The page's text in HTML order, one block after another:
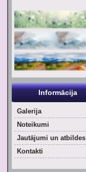
Informācija
Galerija
Noteikumi
Jautājumi un atbildes
Kontakti